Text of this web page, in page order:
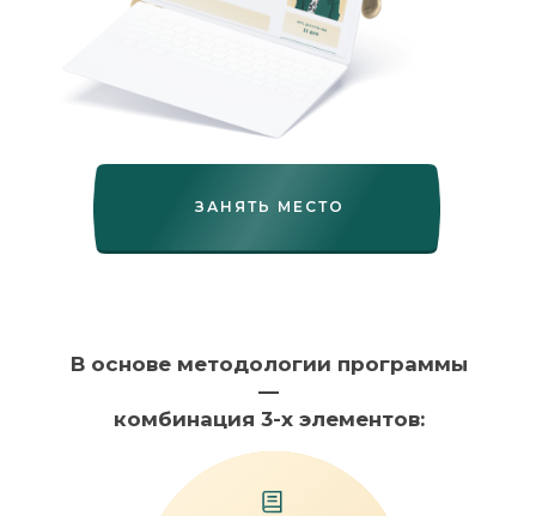
ЗАНЯТЬ МЕСТО
В основе методологии программы
—
комбинация 3-х элементов: